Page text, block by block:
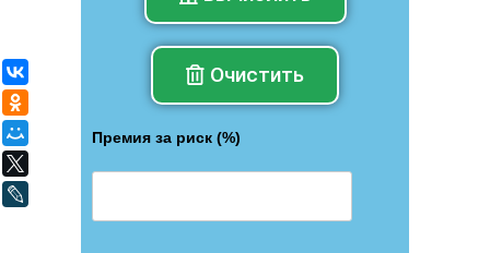
Очистить
Премия за риск (%)
Мой Мир